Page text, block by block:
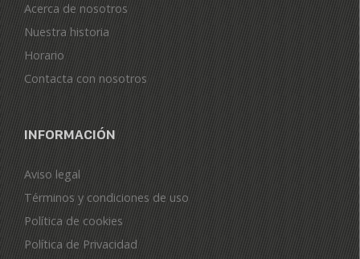
Acerca de nosotros
Nuestra historia
Horario
Contacta con nosotros
INFORMACIÓN
Aviso legal
Términos y condiciones de uso
Política de cookies
Política de Privacidad